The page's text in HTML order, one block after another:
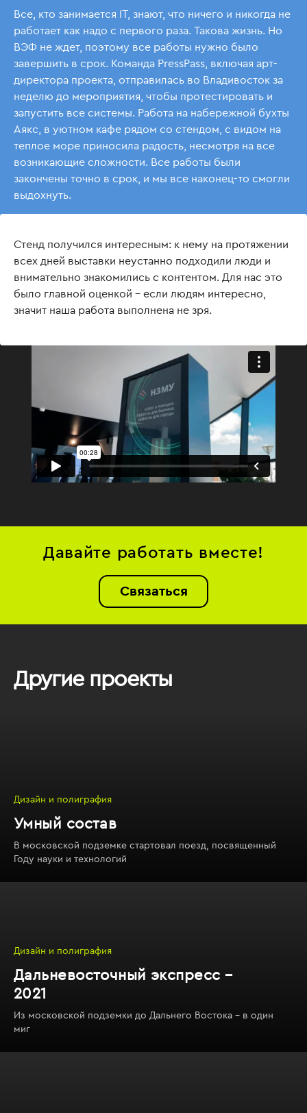
Все, кто занимается IT, знают, что ничего и никогда не
работает как надо с первого раза. Такова жизнь. Но
ВЭФ не ждет, поэтому все работы нужно было
завершить в срок. Команда PressPass, включая арт-
директора проекта, отправилась во Владивосток за
неделю до мероприятия, чтобы протестировать и
запустить все системы. Работа на набережной бухты
Аякс, в уютном кафе рядом со стендом, с видом на
теплое море приносила радость, несмотря на все
возникающие сложности. Все работы были
закончены точно в срок, и мы все наконец-то смогли
выдохнуть.
Стенд получился интересным: к нему на протяжении
всех дней выставки неустанно подходили люди и
внимательно знакомились с контентом. Для нас это
было главной оценкой – если людям интересно,
значит наша работа выполнена не зря.
Давайте работать вместе!
Связаться
Другие проекты
Дизайн и полиграфия
Умный состав
В московской подземке стартовал поезд, посвященный
Году науки и технологий
Дизайн и полиграфия
Дальневосточный экспресс –
2021
Из московской подземки до Дальнего Востока – в один
миг